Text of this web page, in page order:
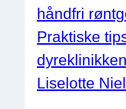
håndfri
Praktiske
Liselotte